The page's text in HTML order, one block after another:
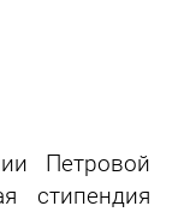
Петровой
стипендия